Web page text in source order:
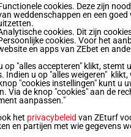
(24) 4h 2h 1h 2h 7h 7p 5p 6p 1p
3p 4p 2p 3p 4p 12p 6p 4p 6p 8p
4p Ah (24) 6p 7p 5c 4p 6p 8p 2p
cookies. Deze zijn
weddenschappen en een
cookies. Dit zijn
cookies. Voor het
en apps van ZEbet en
op "alles accepteren" klikt, stemt
Indien u op "alles weigeren"
"cookies instellingen" kunt u
Via de knop "cookies" aan de
aanpassen."
het privacybeleid van ZEturf
en partijen met wie gegevens